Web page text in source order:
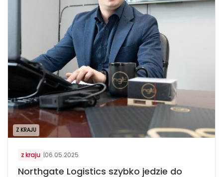
Z KRAJU
z kraju |06.05.2025
Northgate Logistics szybko jedzie do